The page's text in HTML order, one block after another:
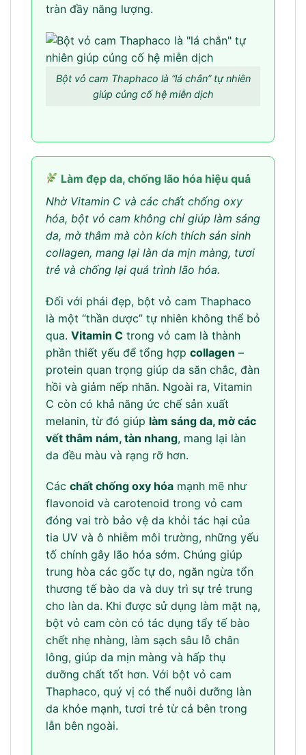
tràn đầy năng lượng.
Bột vỏ cam Thaphaco là “lá chắn” tự nhiên
giúp củng cố hệ miễn dịch
Làm đẹp da, chống lão hóa hiệu quả
Nhờ Vitamin C và các chất chống oxy
hóa, bột vỏ cam không chỉ giúp làm sáng
da, mờ thâm mà còn kích thích sản sinh
collagen, mang lại làn da mịn màng, tươi
trẻ và chống lại quá trình lão hóa.
Đối với phái đẹp, bột vỏ cam Thaphaco
là một “thần dược” tự nhiên không thể bỏ
qua. Vitamin C trong vỏ cam là thành
phần thiết yếu để tổng hợp collagen –
protein quan trọng giúp da săn chắc, đàn
hồi và giảm nếp nhăn. Ngoài ra, Vitamin
C còn có khả năng ức chế sản xuất
melanin, từ đó giúp làm sáng da, mờ các
vết thâm nám, tàn nhang, mang lại làn
da đều màu và rạng rỡ hơn.
Các chất chống oxy hóa mạnh mẽ như
flavonoid và carotenoid trong vỏ cam
đóng vai trò bảo vệ da khỏi tác hại của
tia UV và ô nhiễm môi trường, những yếu
tố chính gây lão hóa sớm. Chúng giúp
trung hòa các gốc tự do, ngăn ngừa tổn
thương tế bào da và duy trì sự trẻ trung
cho làn da. Khi được sử dụng làm mặt nạ,
bột vỏ cam còn có tác dụng tẩy tế bào
chết nhẹ nhàng, làm sạch sâu lỗ chân
lông, giúp da mịn màng và hấp thụ
dưỡng chất tốt hơn. Với bột vỏ cam
Thaphaco, quý vị có thể nuôi dưỡng làn
da khỏe mạnh, tươi trẻ từ cả bên trong
lẫn bên ngoài.